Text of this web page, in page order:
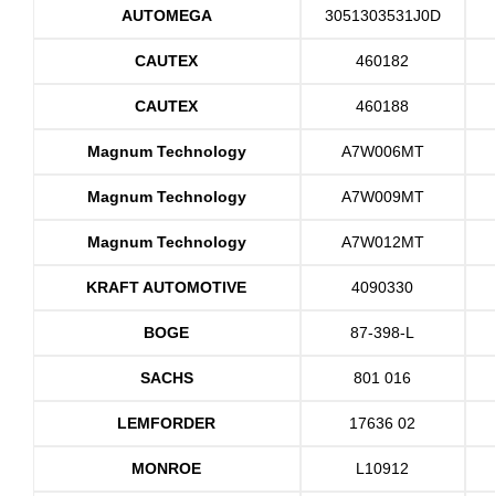
AUTOMEGA 3051303531J0D
CAUTEX 460182
CAUTEX 460188
Magnum Technology A7W006MT
Magnum Technology A7W009MT
Magnum Technology A7W012MT
KRAFT AUTOMOTIVE 4090330
BOGE 87-398-L
SACHS 801 016
LEMFORDER 17636 02
MONROE L10912